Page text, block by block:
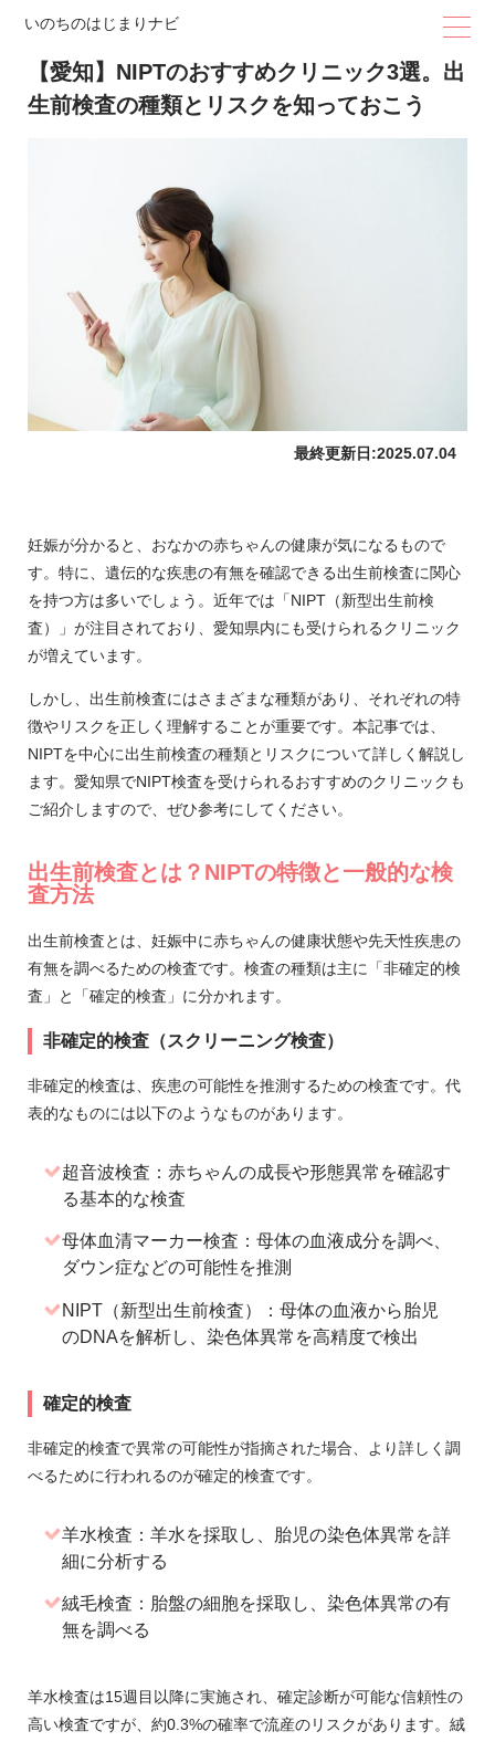
いのちのはじまりナビ
【愛知】NIPTのおすすめクリニック3選。出
生前検査の種類とリスクを知っておこう
最終更新日:2025.07.04
妊娠が分かると、おなかの赤ちゃんの健康が気になるもので
す。特に、遺伝的な疾患の有無を確認できる出生前検査に関心
を持つ方は多いでしょう。近年では「NIPT（新型出生前検
査）」が注目されており、愛知県内にも受けられるクリニック
が増えています。
しかし、出生前検査にはさまざまな種類があり、それぞれの特
徴やリスクを正しく理解することが重要です。本記事では、
NIPTを中心に出生前検査の種類とリスクについて詳しく解説し
ます。愛知県でNIPT検査を受けられるおすすめのクリニックも
ご紹介しますので、ぜひ参考にしてください。
出生前検査とは？NIPTの特徴と一般的な検
査方法
出生前検査とは、妊娠中に赤ちゃんの健康状態や先天性疾患の
有無を調べるための検査です。検査の種類は主に「非確定的検
査」と「確定的検査」に分かれます。
非確定的検査（スクリーニング検査）
非確定的検査は、疾患の可能性を推測するための検査です。代
表的なものには以下のようなものがあります。
超音波検査：赤ちゃんの成長や形態異常を確認す
る基本的な検査
母体血清マーカー検査：母体の血液成分を調べ、
ダウン症などの可能性を推測
NIPT（新型出生前検査）：母体の血液から胎児
のDNAを解析し、染色体異常を高精度で検出
確定的検査
非確定的検査で異常の可能性が指摘された場合、より詳しく調
べるために行われるのが確定的検査です。
羊水検査：羊水を採取し、胎児の染色体異常を詳
細に分析する
絨毛検査：胎盤の細胞を採取し、染色体異常の有
無を調べる
羊水検査は15週目以降に実施され、確定診断が可能な信頼性の
高い検査ですが、約0.3%の確率で流産のリスクがあります。絨